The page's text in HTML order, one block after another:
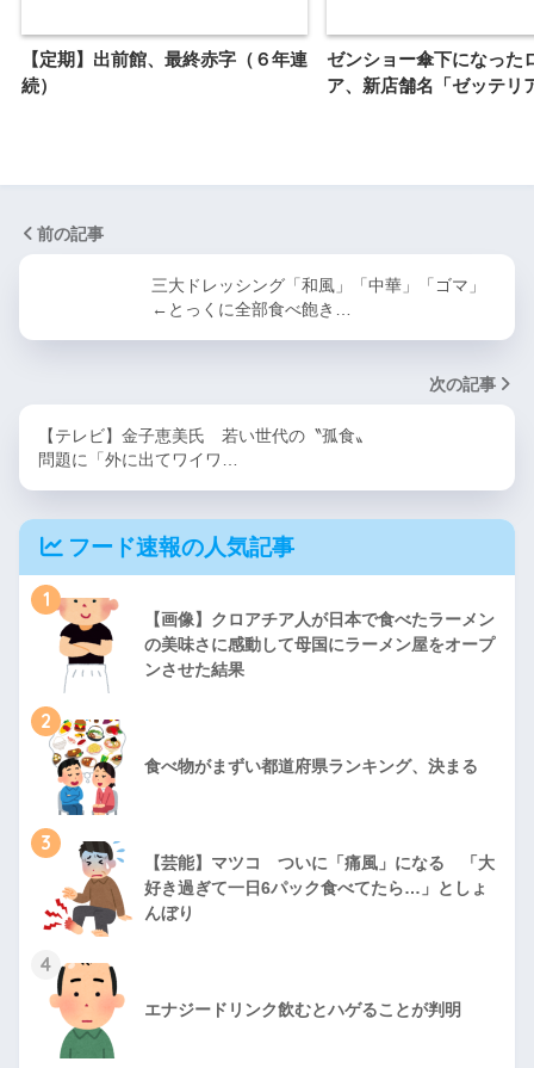
【定期】出前館、最終赤字（６年連
続）
ゼンショー傘下になった
ア、新店舗名「ゼッテリ
前の記事
三大ドレッシング「和風」「中華」「ゴマ」
←とっくに全部食べ飽き…
次の記事
【テレビ】金子恵美氏 若い世代の〝孤食〟
問題に「外に出てワイワ…
フード速報の人気記事
1
【画像】クロアチア人が日本で食べたラーメン
の美味さに感動して母国にラーメン屋をオープ
ンさせた結果
2
食べ物がまずい都道府県ランキング、決まる
3
【芸能】マツコ ついに「痛風」になる 「大
好き過ぎて一日6パック食べてたら…」としょ
んぼり
4
エナジードリンク飲むとハゲることが判明